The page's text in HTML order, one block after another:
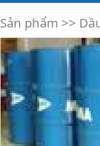
Sản phẩm >>